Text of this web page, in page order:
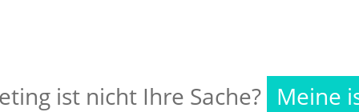
ist nicht Ihre Sache? Meine